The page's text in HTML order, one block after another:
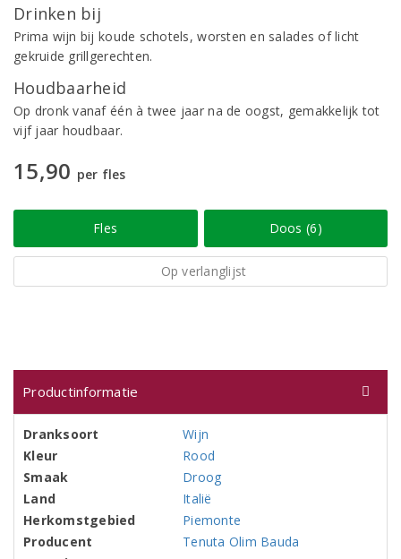
Drinken bij
Prima wijn bij koude schotels, worsten en salades of licht
gekruide grillgerechten.
Houdbaarheid
Op dronk vanaf één à twee jaar na de oogst, gemakkelijk tot
vijf jaar houdbaar.
15,90 per fles
Fles Doos (6)
Op verlanglijst
Productinformatie
Dranksoort
Wijn
Kleur
Rood
Smaak
Droog
Land
Italië
Herkomstgebied
Piemonte
Producent
Tenuta Olim Bauda